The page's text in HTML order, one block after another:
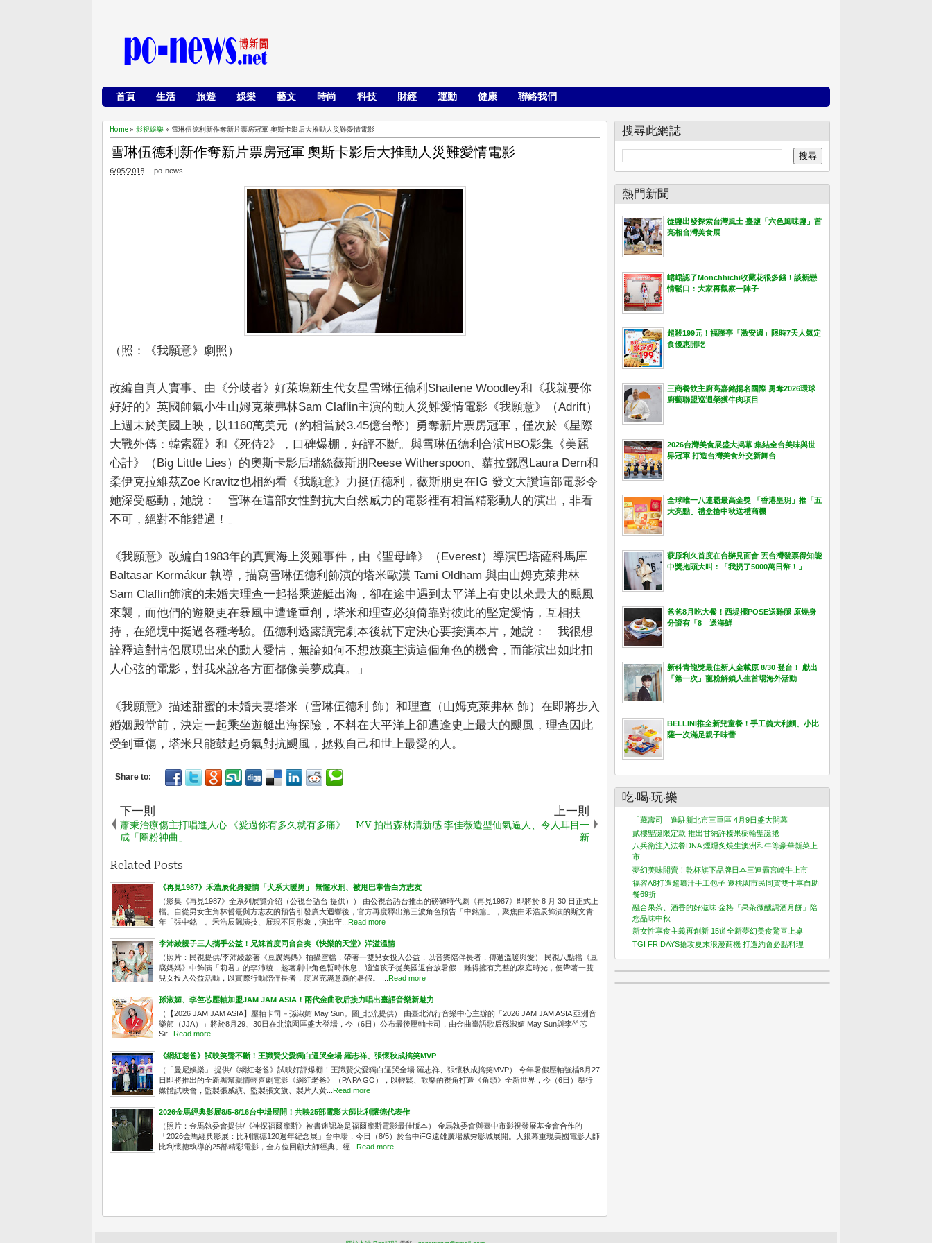
首頁 生活 旅遊 娛樂 藝文 時尚 科技 財經 運動 健康 聯絡我們
Home » 影視娛樂 » 雪琳伍德利新作奪新片票房冠軍 奧斯卡影后大推動人災難愛情電影
雪琳伍德利新作奪新片票房冠軍 奧斯卡影后大推動人災難愛情電影
6/05/2018 po-news
（照：《我願意》劇照）
改編自真人實事、由《分歧者》好萊塢新生代女星雪琳伍德利Shailene Woodley和《我就要你
好好的》英國帥氣小生山姆克萊弗林Sam Claflin主演的動人災難愛情電影《我願意》（Adrift）
上週末於美國上映，以1160萬美元（約相當於3.45億台幣）勇奪新片票房冠軍，僅次於《星際
大戰外傳：韓索羅》和《死侍2》，口碑爆棚，好評不斷。與雪琳伍德利合演HBO影集《美麗
心計》（Big Little Lies）的奧斯卡影后瑞絲薇斯朋Reese Witherspoon、蘿拉鄧恩Laura Dern和
柔伊克拉維茲Zoe Kravitz也相約看《我願意》力挺伍德利，薇斯朋更在IG 發文大讚這部電影令
她深受感動，她說：「雪琳在這部女性對抗大自然威力的電影裡有相當精彩動人的演出，非看
不可，絕對不能錯過！」
《我願意》改編自1983年的真實海上災難事件，由《聖母峰》（Everest）導演巴塔薩科馬庫
Baltasar Kormákur 執導，描寫雪琳伍德利飾演的塔米歐漢 Tami Oldham 與由山姆克萊弗林
Sam Claflin飾演的未婚夫理查一起搭乘遊艇出海，卻在途中遇到太平洋上有史以來最大的颶風
來襲，而他們的遊艇更在暴風中遭逢重創，塔米和理查必須倚靠對彼此的堅定愛情，互相扶
持，在絕境中挺過各種考驗。伍德利透露讀完劇本後就下定決心要接演本片，她說：「我很想
詮釋這對情侶展現出來的動人愛情，無論如何不想放棄主演這個角色的機會，而能演出如此扣
人心弦的電影，對我來說各方面都像美夢成真。」
《我願意》描述甜蜜的未婚夫妻塔米（雪琳伍德利 飾）和理查（山姆克萊弗林 飾）在即將步入
婚姻殿堂前，決定一起乘坐遊艇出海探險，不料在大平洋上卻遭逢史上最大的颶風，理查因此
受到重傷，塔米只能鼓起勇氣對抗颶風，拯救自己和世上最愛的人。
下一則
蕭秉治療傷主打唱進人心 《愛過你有多久就有多痛》
成「圈粉神曲」
上一則
MV 拍出森林清新感 李佳薇造型仙氣逼人、令人耳目一
新
Related Posts
《再見1987》禾浩辰化身癡情「犬系大暖男」 無懼水刑、被甩巴掌告白方志友
（影集《再見1987》全系列展覽介紹（公視台語台 提供）） 由公視台語台推出的磅礡時代劇《再見1987》即將於 8 月 30 日正式上
檔。自從男女主角林哲熹與方志友的預告引發廣大迴響後，官方再度釋出第三波角色預告「中銘篇」，聚焦由禾浩辰飾演的斯文青
年「張中銘」。禾浩辰飆演技、展現不同形象，演出守...
Read more
李沛綾親子三人攜手公益！兄妹首度同台合奏《快樂的天堂》洋溢溫情
（照片：民視提供/李沛綾趁著《豆腐媽媽》拍攝空檔，帶著一雙兒女投入公益，以音樂陪伴長者，傳遞溫暖與愛） 民視八點檔《豆
腐媽媽》中飾演「莉君」的李沛綾，趁著劇中角色暫時休息、適逢孩子從美國返台放暑假，難得擁有完整的家庭時光，便帶著一雙
兒女投入公益活動，以實際行動陪伴長者，度過充滿意義的暑假。 ...
Read more
孫淑媚、李竺芯壓軸加盟JAM JAM ASIA！兩代金曲歌后接力唱出臺語音樂新魅力
（【2026 JAM JAM ASIA】壓軸卡司－孫淑媚 May Sun。圖_北流提供） 由臺北流行音樂中心主辦的「2026 JAM JAM ASIA 亞洲音
樂節（JJA）」將於8月29、30日在北流園區盛大登場，今（6日）公布最後壓軸卡司，由金曲臺語歌后孫淑媚 May Sun與李竺芯
Sir...
Read more
《網紅老爸》試映笑聲不斷！王識賢父愛獨白逼哭全場 羅志祥、張懷秋成搞笑MVP
（「曼尼娛樂」 提供/《網紅老爸》試映好評爆棚！王識賢父愛獨白逼哭全場 羅志祥、張懷秋成搞笑MVP） 今年暑假壓軸強檔8月27
日即將推出的全新黑幫親情輕喜劇電影《網紅老爸》（PA PA GO），以輕鬆、歡樂的視角打造《角頭》全新世界，今（6日）舉行
媒體試映會，監製張威縯、監製張文旗、製片人黃...
Read more
2026金馬經典影展8/5-8/16台中場展開！共映25部電影大師比利懷德代表作
（照片：金馬執委會提供/《神探福爾摩斯》被書迷認為是福爾摩斯電影最佳版本） 金馬執委會與臺中市影視發展基金會合作的
「2026金馬經典影展：比利懷德120週年紀念展」台中場，今日（8/5）於台中iFG遠雄廣場威秀影城展開。大銀幕重現美國電影大師
比利懷德執導的25部精彩電影，全方位回顧大師經典。經...
Read more
搜尋此網誌
熱門新聞
從鹽出發探索台灣風土 臺鹽「六色風味鹽」首
亮相台灣美食展
峮峮認了Monchhichi收藏花很多錢！談新戀
情鬆口：大家再觀察一陣子
超殺199元！福勝亭「激安週」限時7天人氣定
食優惠開吃
三商餐飲主廚高嘉銘揚名國際 勇奪2026環球
廚藝聯盟巡迴榮獲牛肉項目
2026台灣美食展盛大揭幕 集結全台美味與世
界冠軍 打造台灣美食外交新舞台
全球唯一八連霸最高金獎 「香港皇玥」推「五
大亮點」禮盒搶中秋送禮商機
萩原利久首度在台辦見面會 丟台灣發票得知能
中獎抱頭大叫：「我扔了5000萬日幣！」
爸爸8月吃大餐！西堤擺POSE送雞腿 原燒身
分證有「8」送海鮮
新科青龍獎最佳新人金載原 8/30 登台！ 獻出
「第一次」寵粉解鎖人生首場海外活動
BELLINI推全新兒童餐！手工義大利麵、小比
薩一次滿足親子味蕾
吃‧喝‧玩‧樂
「藏壽司」進駐新北市三重區 4月9日盛大開幕
貳樓聖誕限定款 推出甘納許榛果樹輪聖誕捲
八兵衛注入法餐DNA 煙燻炙燒生澳洲和牛等豪華新菜上
市
夢幻美味開賣！乾杯旗下品牌日本三連霸宮崎牛上市
福容A8打造超噴汁手工包子 邀桃園市民同賀雙十享自助
餐69折
融合果茶、酒香的好滋味 金格「果茶微醺調酒月餅」陪
您品味中秋
新女性享食主義再創新 15道全新夢幻美食驚喜上桌
TGI FRIDAYS搶攻夏末浪漫商機 打造約會必點料理